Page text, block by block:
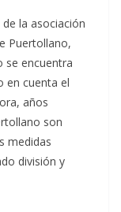
la asociación
Puertollano,
se encuentra
en cuenta el
años
son
medidas
división y